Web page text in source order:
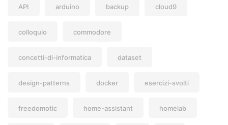
API arduino backup cloud9
colloquio commodore
concetti-di-informatica dataset
design-patterns docker esercizi-svolti
freedomotic home-assistant homelab